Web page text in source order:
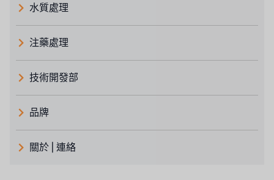
水質處理
注藥處理
技術開發部
品牌
義大利 ATLAS
關於 | 連絡